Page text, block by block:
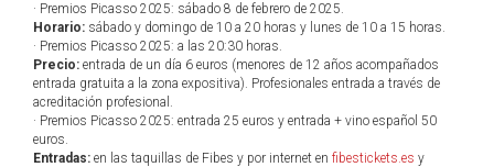
· Premios Picasso 2025: sábado 8 de febrero de 2025.
Horario: sábado y domingo de 10 a 20 horas y lunes de 10 a 15 horas.
· Premios Picasso 2025: a las 20:30 horas.
Precio: entrada de un día 6 euros (menores de 12 años acompañados
entrada gratuita a la zona expositiva). Profesionales entrada a través de
acreditación profesional.
· Premios Picasso 2025: entrada 25 euros y entrada + vino español 50
euros.
Entradas: en las taquillas de Fibes y por internet en fibestickets.es y